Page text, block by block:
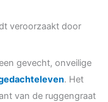
veroorzaakt door
gevecht, onveilige
. Het
van de ruggengraat